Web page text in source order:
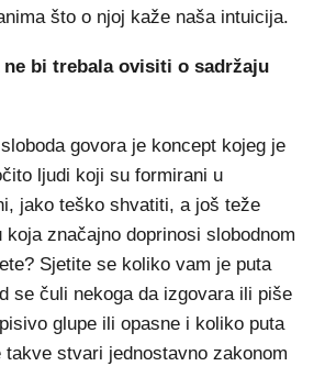
što o njoj kaže naša intuicija.
bi trebala ovisiti o sadržaju
govora je koncept kojeg je
ljudi koji su formirani u
jako teško shvatiti, a još teže
značajno doprinosi slobodnom
Sjetite se koliko vam je puta
se čuli nekoga da izgovara ili piše
glupe ili opasne i koliko puta
stvari jednostavno zakonom